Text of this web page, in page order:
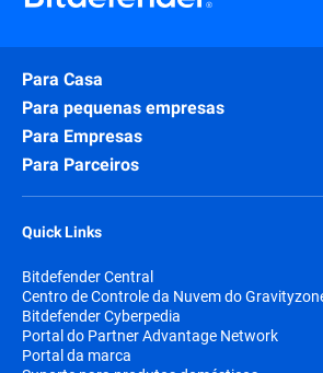
Para Casa
Para pequenas empresas
Para Empresas
Para Parceiros
Quick Links
Bitdefender Central
Centro de Controle da Nuvem do
Bitdefender Cyberpedia
Portal do Partner Advantage Network
Portal da marca